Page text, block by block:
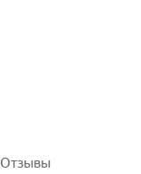
Отзывы